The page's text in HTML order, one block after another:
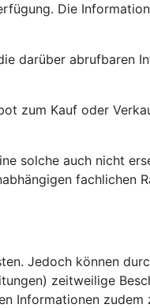
Die
darüber abrufbaren
zum Kauf oder
solche auch nicht
fachlichen
Jedoch können
zeitweilige
Informationen zudem